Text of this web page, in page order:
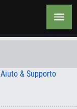
Aiuto & Supporto